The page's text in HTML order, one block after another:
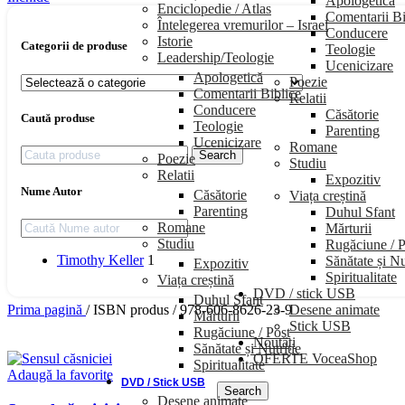
Comentarii
Conducere
Teologie
Ucenicizare
Poezie
Relatii
Căsătorie
Parenting
Romane
Studiu
Expozitiv
Viața creștină
Duhul Sfant
Mărturii
Rugăciune /
Sănătate și
Spiritualitate
DVD / stick USB
Desene animate
Stick USB
Noutăți
OFERTE VoceaShop
Search
Enciclopedie / Atlas
Întelegerea vremurilor – Israel
Istorie
Leadership/Teologie
Apologetică
Comentarii Biblice
Conducere
Teologie
Ucenicizare
Poezie
Relatii
Căsătorie
Parenting
Romane
Studiu
Expozitiv
Viața creștină
Duhul Sfant
Mărturii
Rugăciune / Post
Sănătate și Nutriție
Spiritualitate
DVD / Stick USB
Desene animate
Categorii de produse
Caută produse
Search
Nume Autor
Timothy Keller 1
Prima pagină / ISBN produs / 978-606-8626-23-9
Adaugă la favorite